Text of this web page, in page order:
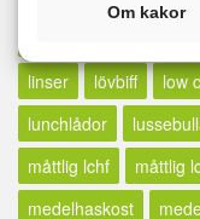
linser
lövbiff low
lunchlådor
måttlig lchf
måttlig
medelhaskost
Om kakor